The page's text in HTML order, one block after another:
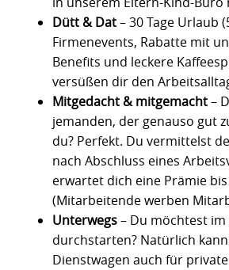
Dütt & Dat– 30 Tage Urlaub
Firmenevents, Rabatte mit
Benefits und leckere
versüßen dir den
Mitgedacht & mitgemacht–
jemanden, der genauso gut
du? Perfekt. Du vermittelst
nach Abschluss eines
erwartet dich eine Prämie bis
(Mitarbeitende werben
Unterwegs– Du möchtest
durchstarten? Natürlich
Dienstwagen auch für